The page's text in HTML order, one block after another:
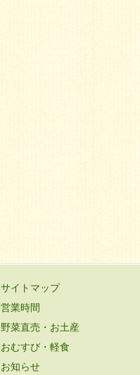
サイトマップ
営業時間
野菜直売・お土産
おむすび・軽食
お知らせ